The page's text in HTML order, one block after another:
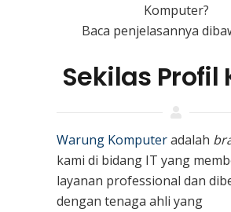
Komputer?
Baca penjelasannya
Sekilas Profil
Warung Komputeradalah
kami di bidang IT yang
layanan professional dan
dengan tenaga ahli yang